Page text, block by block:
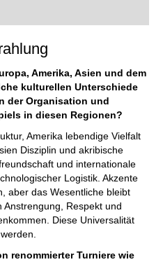
Von Beruf
seines
einer der
den Rekord.
war
Spieler.
gegen
Amerika, Asien und dem
kulturellen Unterschiede
der Organisation und
in diesen Regionen?
Amerika lebendige Vielfalt
Disziplin und akribische
und internationale
Logistik. Akzente
aber das Wesentliche bleibt
Respekt und
Diese Universalität
renommierter Turniere wie